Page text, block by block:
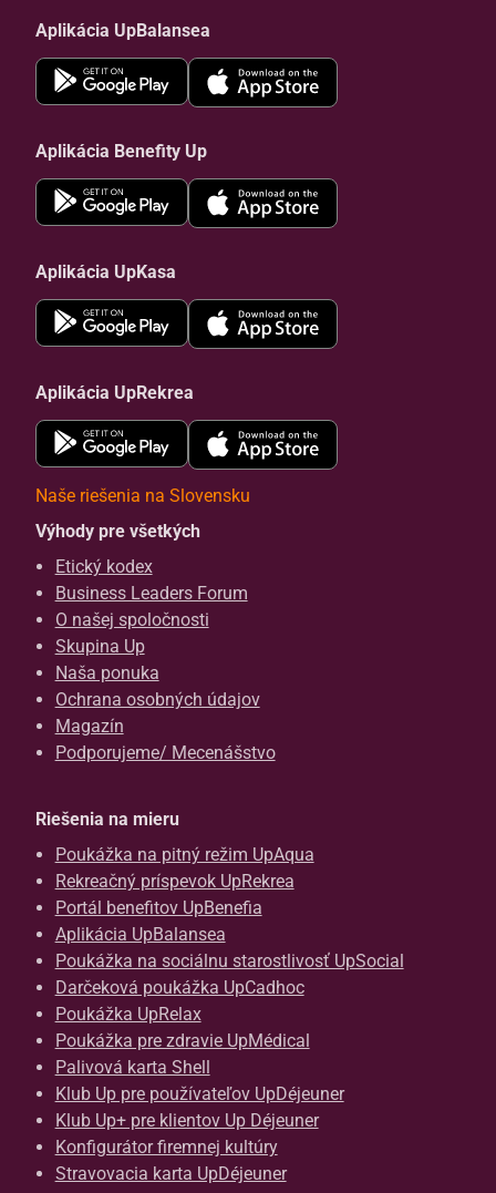
Aplikácia UpBalansea
Aplikácia Benefity Up
Aplikácia UpKasa
Aplikácia UpRekrea
Naše riešenia na Slovensku
Výhody pre všetkých
Etický kodex
Business Leaders Forum
O našej spoločnosti
Skupina Up
Naša ponuka
Ochrana osobných údajov
Magazín
Podporujeme/ Mecenášstvo
Riešenia na mieru
Poukážka na pitný režim UpAqua
Rekreačný príspevok UpRekrea
Portál benefitov UpBenefia
Aplikácia UpBalansea
Poukážka na sociálnu starostlivosť UpSocial
Darčeková poukážka UpCadhoc
Poukážka UpRelax
Poukážka pre zdravie UpMédical
Palivová karta Shell
Klub Up pre používateľov UpDéjeuner
Klub Up+ pre klientov Up Déjeuner
Konfigurátor firemnej kultúry
Stravovacia karta UpDéjeuner